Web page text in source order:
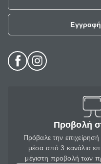
Εγγραφή
Προβολή
Πρόβαλε την
μέσα από 3 κανάλια
μέγιστη προβολή των